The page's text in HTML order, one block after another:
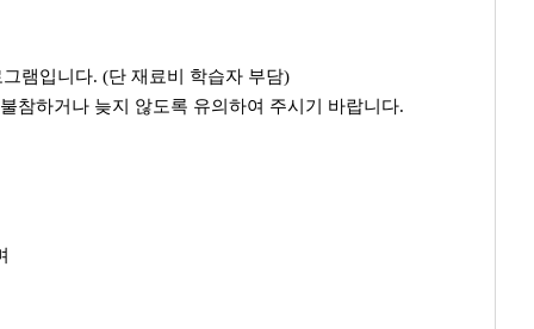
램입니다. (단 재료비 학습자 부담)
참하거나 늦지 않도록 유의하여 주시기 바랍니다.